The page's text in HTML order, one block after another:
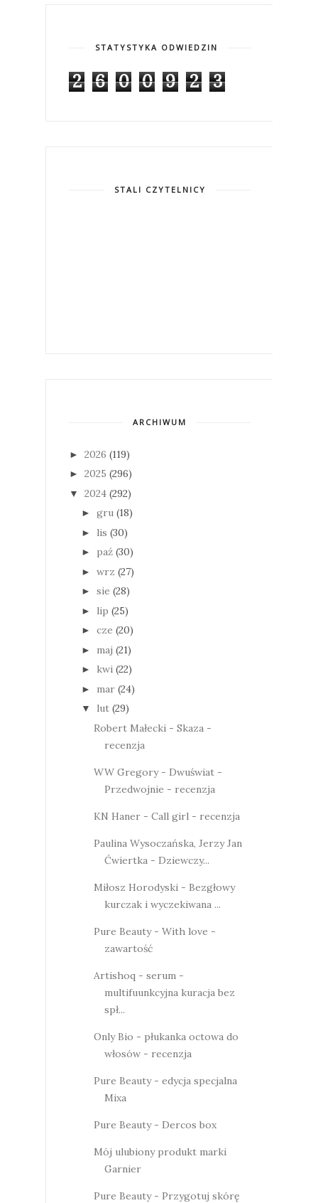
STATYSTYKA ODWIEDZIN
2 6 0 0 9 2 3
STALI CZYTELNICY
ARCHIWUM
► 2026 (119)
► 2025 (296)
▼ 2024 (292)
► gru (18)
► lis (30)
► paź (30)
► wrz (27)
► sie (28)
► lip (25)
► cze (20)
► maj (21)
► kwi (22)
► mar (24)
▼ lut (29)
Robert Małecki - Skaza -
recenzja
WW Gregory - Dwuświat -
Przedwojnie - recenzja
KN Haner - Call girl - recenzja
Paulina Wysoczańska, Jerzy Jan
Ćwiertka - Dziewczy...
Miłosz Horodyski - Bezgłowy
kurczak i wyczekiwana ...
Pure Beauty - With love -
zawartość
Artishoq - serum -
multifuunkcyjna kuracja bez
spł...
Only Bio - płukanka octowa do
włosów - recenzja
Pure Beauty - edycja specjalna
Mixa
Pure Beauty - Dercos box
Mój ulubiony produkt marki
Garnier
Pure Beauty - Przygotuj skórę